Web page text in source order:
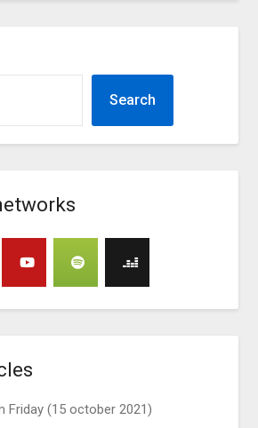
Search
Friday (15 october 2021)